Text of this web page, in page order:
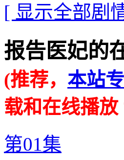
[ 显示全部剧
报告医妃的
(推荐， 本站
载和在线播
第01集